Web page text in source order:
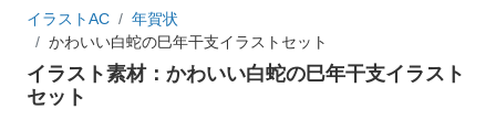
イラストAC
年賀状
かわいい白蛇の巳年干支イラストセット
イラスト素材：かわいい白蛇の巳年干支イラスト
セット